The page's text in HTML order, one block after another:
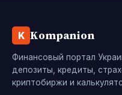
K Kompanion
Финансовый портал
депозиты, кредиты,
криптобиржи и